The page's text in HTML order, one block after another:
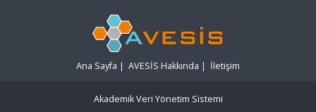
Ana Sayfa | AVESİS Hakkında | İletişim
Akademik Veri Yönetim Sistemi